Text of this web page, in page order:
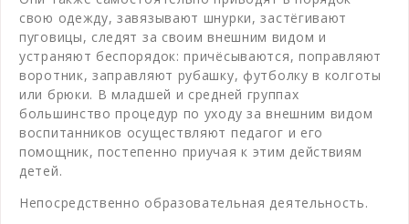
свою одежду, завязывают шнурки, застёгивают
пуговицы, следят за своим внешним видом и
устраняют беспорядок: причёсываются, поправляют
воротник, заправляют рубашку, футболку в колготы
или брюки. В младшей и средней группах
большинство процедур по уходу за внешним видом
воспитанников осуществляют педагог и его
помощник, постепенно приучая к этим действиям
детей.
Непосредственно образовательная деятельность.